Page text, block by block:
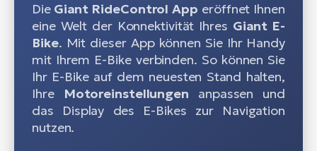
DieGiant RideControl App eröffnet Ihnen
eine Welt der Konnektivität Ihres Giant E-
Bike. Mit dieser App können Sie Ihr Handy
mit Ihrem E-Bike verbinden. So können Sie
Ihr E-Bike auf dem neuesten Stand halten,
Ihre Motoreinstellungen anpassen und
das Display des E-Bikes zur Navigation
nutzen.